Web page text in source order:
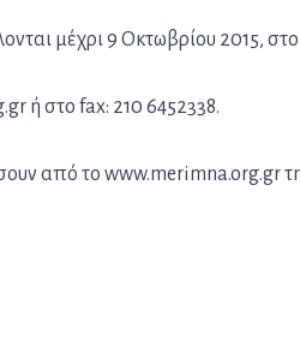
μέχρι 9 Οκτωβρίου 2015, στο
ή στο fax: 210 6452338.
από το www.merimna.org.gr